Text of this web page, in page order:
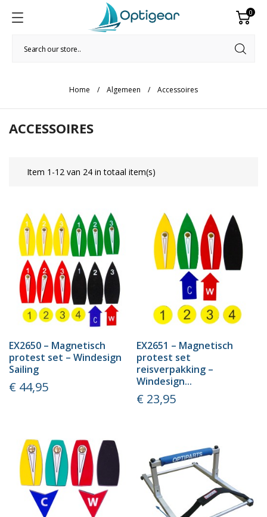
0
Home Algemeen Accessoires
ACCESSOIRES
Item 1-12 van 24 in totaal item(s)
EX2650 – Magnetisch
protest set – Windesign
Sailing
Prijs
€ 44,95
EX2651 – Magnetisch
protest set
reisverpakking –
Windesign...
Prijs
€ 23,95